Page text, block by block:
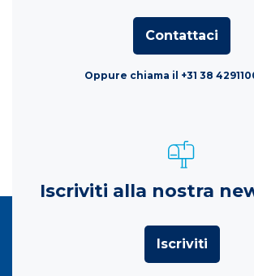
Contattaci
Oppure chiama il +31 38
Iscriviti alla nostra
Iscriviti